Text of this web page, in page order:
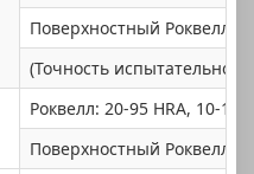
Поверхностный Роквелл:
(Точность испытательной
Роквелл: 20-95 HRA, 10-100
Поверхностный Роквелл: